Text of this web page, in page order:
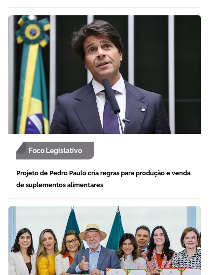
Foco Legislativo
Projeto de Pedro Paulo cria regras para produção e venda
de suplementos alimentares